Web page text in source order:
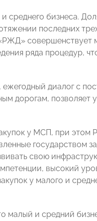
среднего бизнеса.
последних
совершенствует
ряда процедур,
диалог с
дорогам, позволяет
у МСП, при этом
государством
свою
высокий
у малого и
малый и средний